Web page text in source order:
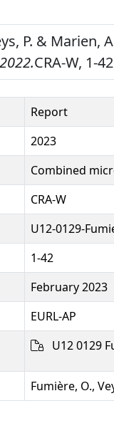
P. & Marien,
CRA-W, 1-
Report
2023
Combined
CRA-W
U12-0129-
1-42
February 2023
EURL-AP
U12 0129
Fumière, O.,